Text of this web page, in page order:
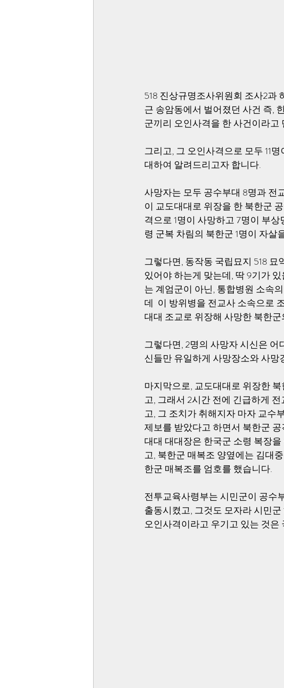
518 진상규명조사위원회 조사2과
근 송암동에서 벌어졌던 사건 즉,
군끼리 오인사격을 한 사건이라고
그리고, 그 오인사격으로 모두 11
대하여 알려드리고자 합니다.
사망자는 모두 공수부대 8명과 전
이 교도대대로 위장을 한 북한군
격으로 1명이 사망하고 7명이 부
령 군복 차림의 북한군 1명이 자살
그렇다면, 동작동 국립묘지 518
있어야 하는게 맞는데, 딱 9기가
는 계엄군이 아닌, 통합병원 소속
데  이 방위병을 전교사 소속으로
대대 조교로 위장해 사망한 북한
그렇다면, 2명의 사망자 시신은 어
신들만 유일하게 사망장소와 사
마지막으로, 교도대대로 위장한
고, 그래서 2시간 전에 긴급하게
고, 그 조치가 취해지자 마자 교수
제보를 받았다고 하면서 북한군
대대 대대장은 한국군 소령 복장
고, 북한군 매복조 양옆에는 김대
한군 매복조를 엄호를 했습니다.
전투교육사령부는 시민군이 공수
출동시켰고, 그것도 모자라 시민
오인사격이라고 우기고 있는 것